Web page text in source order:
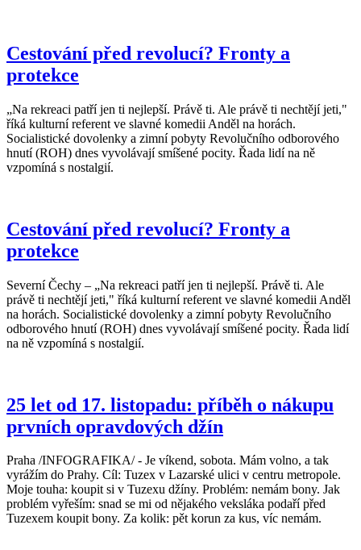
Cestování před revolucí? Fronty a
protekce
„Na rekreaci patří jen ti nejlepší. Právě ti. Ale právě ti nechtějí jeti,"
říká kulturní referent ve slavné komedii Anděl na horách.
Socialistické dovolenky a zimní pobyty Revolučního odborového
hnutí (ROH) dnes vyvolávají smíšené pocity. Řada lidí na ně
vzpomíná s nostalgií.
Cestování před revolucí? Fronty a
protekce
Severní Čechy – „Na rekreaci patří jen ti nejlepší. Právě ti. Ale
právě ti nechtějí jeti," říká kulturní referent ve slavné komedii Anděl
na horách. Socialistické dovolenky a zimní pobyty Revolučního
odborového hnutí (ROH) dnes vyvolávají smíšené pocity. Řada lidí
na ně vzpomíná s nostalgií.
25 let od 17. listopadu: příběh o nákupu
prvních opravdových džín
Praha /INFOGRAFIKA/ - Je víkend, sobota. Mám volno, a tak
vyrážím do Prahy. Cíl: Tuzex v Lazarské ulici v centru metropole.
Moje touha: koupit si v Tuzexu džíny. Problém: nemám bony. Jak
problém vyřeším: snad se mi od nějakého veksláka podaří před
Tuzexem koupit bony. Za kolik: pět korun za kus, víc nemám.